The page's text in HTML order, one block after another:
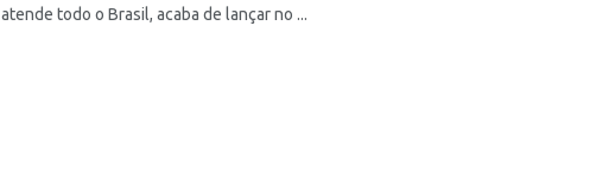
atende todo o Brasil, acaba de lançar no ...